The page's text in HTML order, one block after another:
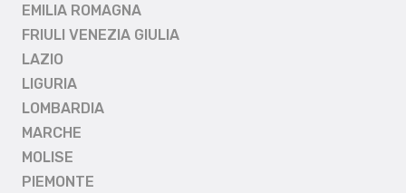
EMILIA ROMAGNA
FRIULI VENEZIA GIULIA
LAZIO
LIGURIA
LOMBARDIA
MARCHE
MOLISE
PIEMONTE